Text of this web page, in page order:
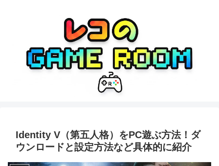
Identity V（第五人格）をPC遊ぶ方法！ダ
ウンロードと設定方法など具体的に紹介